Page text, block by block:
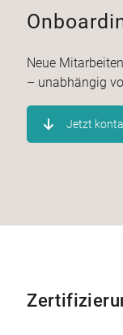
Neue
– unabhängig
Jetzt